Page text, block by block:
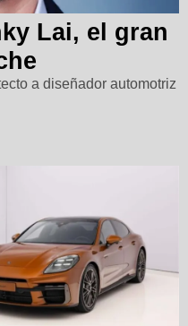
Lai, el gran
a diseñador automotriz